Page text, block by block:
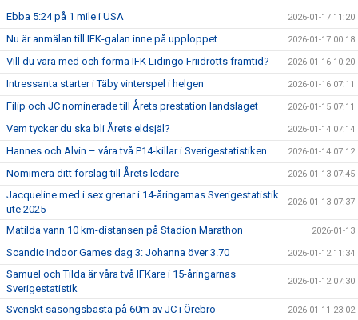
Ebba 5:24 på 1 mile i USA 2026-01-17 11:20
Nu är anmälan till IFK-galan inne på upploppet 2026-01-17 00:18
Vill du vara med och forma IFK Lidingö Friidrotts framtid? 2026-01-16 10:20
Intressanta starter i Täby vinterspel i helgen 2026-01-16 07:11
Filip och JC nominerade till Årets prestation landslaget 2026-01-15 07:11
Vem tycker du ska bli Årets eldsjäl? 2026-01-14 07:14
Hannes och Alvin – våra två P14-killar i Sverigestatistiken 2026-01-14 07:12
Nomimera ditt förslag till Årets ledare 2026-01-13 07:45
Jacqueline med i sex grenar i 14-åringarnas Sverigestatistik
ute 2025
2026-01-13 07:37
Matilda vann 10 km-distansen på Stadion Marathon 2026-01-13
Scandic Indoor Games dag 3: Johanna över 3.70 2026-01-12 11:34
Samuel och Tilda är våra två IFKare i 15-åringarnas
Sverigestatistik
2026-01-12 07:30
Svenskt säsongsbästa på 60m av JC i Örebro 2026-01-11 23:02